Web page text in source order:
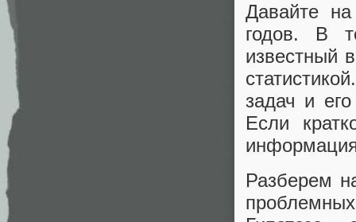
Давайте
годов. В
известный
задач и
Если
информация
Разберем